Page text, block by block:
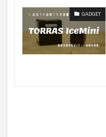
GADGET